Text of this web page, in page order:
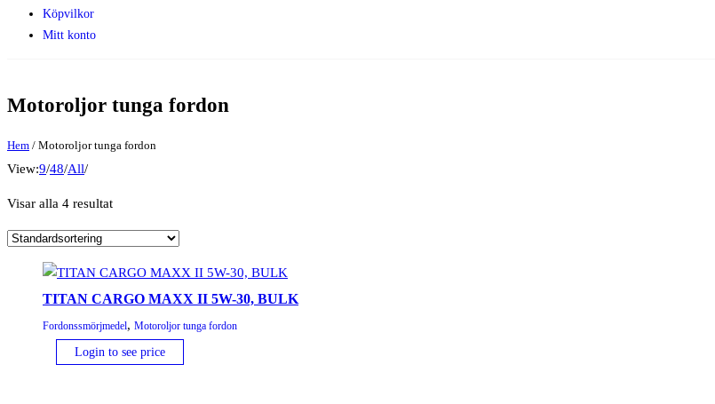
Köpvilkor
Mitt konto
Motoroljor tunga fordon
Hem / Motoroljor tunga fordon
View:9/48/All/
Visar alla 4 resultat
TITAN CARGO MAXX II 5W-30, BULK
Fordonssmörjmedel, Motoroljor tunga fordon
Login to see price